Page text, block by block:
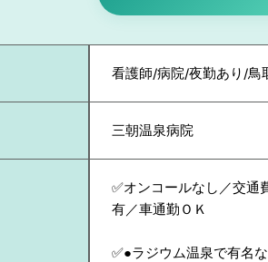
看護師/病院/夜勤あり/鳥
三朝温泉病院
✅オンコールなし／交通
有／車通勤ＯＫ
✅●ラジウム温泉で有名